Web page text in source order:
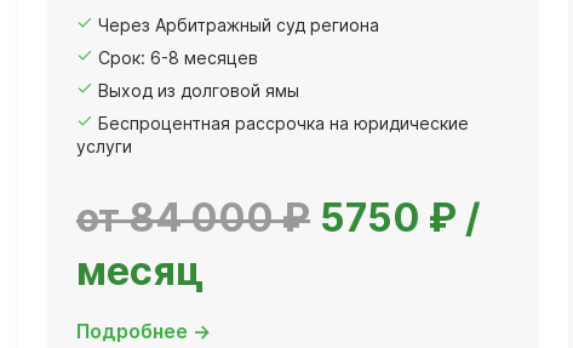
Через Арбитражный суд региона
Срок: 6-8 месяцев
Выход из долговой ямы
Беспроцентная рассрочка на юридические
услуги
от 84 000 ₽ 5750 ₽ /
месяц
Подробнее →